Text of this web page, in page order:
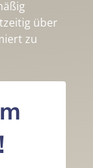
über
zu